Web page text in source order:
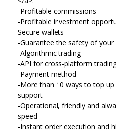
-Profitable commissions
-Profitable investment
Secure wallets
-Guarantee the safety of your
-Algorithmic trading
-API for cross-platform
-Payment method
-More than 10 ways to top
support
-Operational, friendly and
speed
-Instant order execution and